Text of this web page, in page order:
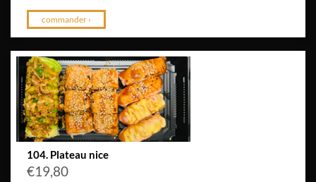
commander ›
104. Plateau nice
€19,80